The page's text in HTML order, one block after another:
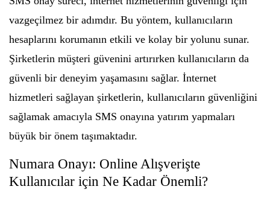
vazgeçilmez bir adımdır. Bu yöntem, kullanıcıların
hesaplarını korumanın etkili ve kolay bir yolunu sunar.
Şirketlerin müşteri güvenini artırırken kullanıcıların da
güvenli bir deneyim yaşamasını sağlar. İnternet
hizmetleri sağlayan şirketlerin, kullanıcıların güvenliğini
sağlamak amacıyla SMS onayına yatırım yapmaları
büyük bir önem taşımaktadır.
Numara Onayı: Online Alışverişte
Kullanıcılar için Ne Kadar Önemli?